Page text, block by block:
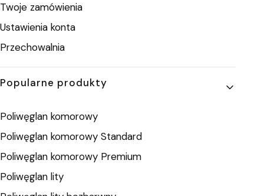
Twoje zamówienia
Ustawienia konta
Przechowalnia
Popularne produkty
Poliwęglan komorowy
Poliwęglan komorowy Standard
Poliwęglan komorowy Premium
Poliwęglan lity